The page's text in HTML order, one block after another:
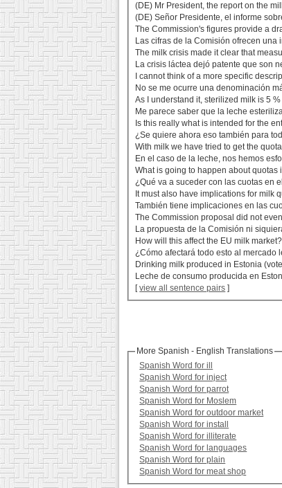
(DE) Mr President, the report on the
(DE) Señor Presidente, el informe
The Commission's figures provide a
Las cifras de la Comisión ofrecen
The milk crisis made it clear that
La crisis láctea dejó patente que son
I cannot think of a more specific
No se me ocurre una denominación
As I understand it, sterilized milk is 5
Me parece saber que la leche
Is this really what is intended for the
¿Se quiere ahora eso también para
With milk we have tried to get the
En el caso de la leche, nos hemos
What is going to happen about quotas
¿Qué va a suceder con las cuotas en
It must also have implications for milk
También tiene implicaciones en las
The Commission proposal did not
La propuesta de la Comisión ni
How will this affect the EU milk market?
¿Cómo afectará todo esto al mercado
Drinking milk produced in Estonia
Leche de consumo producida en
[view all sentence pairs ]
More Spanish - English Translations
Spanish Word for ill
Spanish Word for inject
Spanish Word for parrot
Spanish Word for Moslem
Spanish Word for outdoor market
Spanish Word for install
Spanish Word for illiterate
Spanish Word for languages
Spanish Word for plain
Spanish Word for meat shop